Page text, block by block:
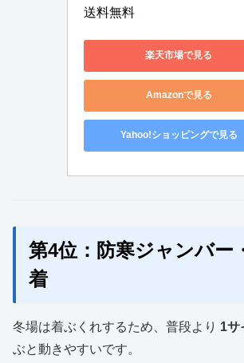
送料無料
楽天市場で見る
Amazonで見る
Yahoo!ショッピングで見る
第4位：防寒ジャンバー
着
冬場は着ぶくれするため、普段より 1サ
ぶと動きやすいです。